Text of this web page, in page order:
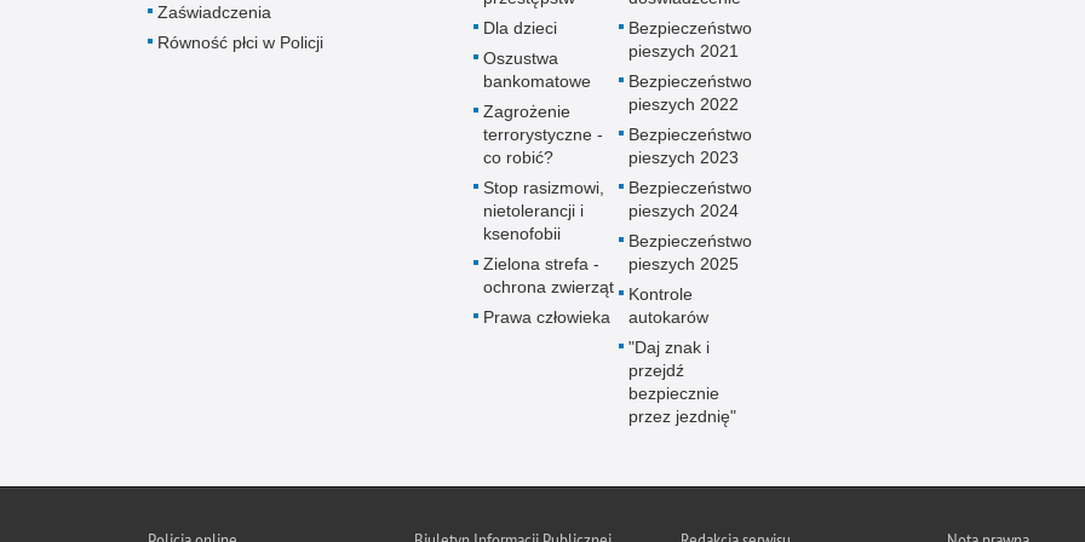
Zaświadczenia
Równość płci w Policji
Dla dzieci
Oszustwa
bankomatowe
Zagrożenie
terrorystyczne -
co robić?
Stop rasizmowi,
nietolerancji i
ksenofobii
Zielona strefa -
ochrona zwierząt
Prawa człowieka
Bezpieczeństwo
pieszych 2021
Bezpieczeństwo
pieszych 2022
Bezpieczeństwo
pieszych 2023
Bezpieczeństwo
pieszych 2024
Bezpieczeństwo
pieszych 2025
Kontrole
autokarów
"Daj znak i
przejdź
bezpiecznie
przez jezdnię"